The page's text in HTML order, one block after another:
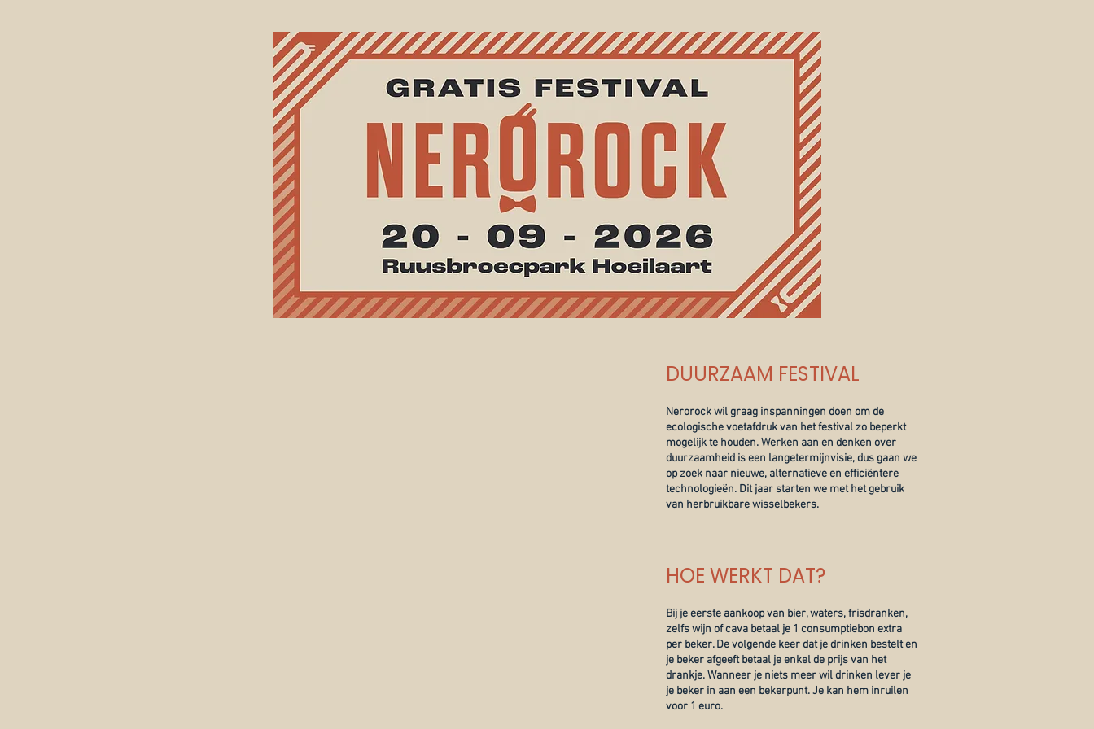
DUURZAAM FESTIVAL
Nerorock wil graag inspanningen doen om de
ecologische voetafdruk van het festival zo beperkt
mogelijk te houden. Werken aan en denken over
duurzaamheid is een langetermijnvisie, dus gaan we
op zoek naar nieuwe, alternatieve en efficiëntere
technologieën. Dit jaar starten we met het gebruik
van herbruikbare wisselbekers.
HOE WERKT DAT?
Bij je eerste aankoop van bier, waters, frisdranken,
zelfs wijn of cava betaal je 1 consumptiebon extra
per beker. De volgende keer dat je drinken bestelt en
je beker afgeeft betaal je enkel de prijs van het
drankje. Wanneer je niets meer wil drinken lever je
je beker in aan een bekerpunt. Je kan hem inruilen
voor 1 euro.